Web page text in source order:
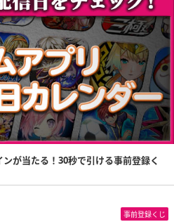
が当たる！30秒で引ける事前登録く
事前登録くじ